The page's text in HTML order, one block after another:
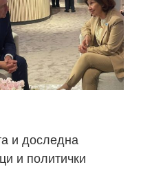
и доследна
и политички